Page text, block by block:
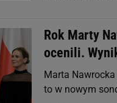
Rok Marty
ocenili.
Marta
to w nowym